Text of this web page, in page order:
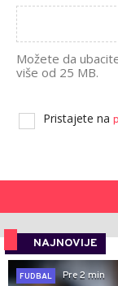
Možete da
više od 25 MB.
Pristajete na
NAJNOVIJE
FUDBAL
Pre 2 min